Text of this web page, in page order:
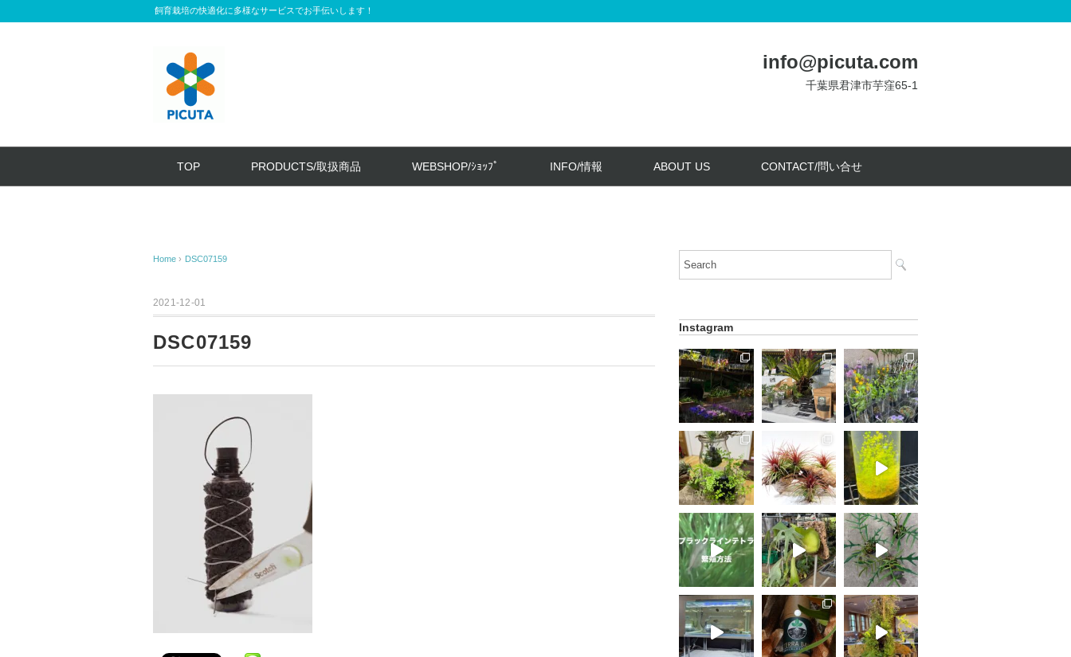
飼育栽培の快適化に多様なサービスでお手伝いします！
info@picuta.com
千葉県君津市芋窪65-1
TOP PRODUCTS/取扱商品 WEBSHOP/ｼｮｯﾌﾟ INFO/情報 ABOUT US CONTACT/問い合せ
Home › DSC07159
2021-12-01
DSC07159
Instagram